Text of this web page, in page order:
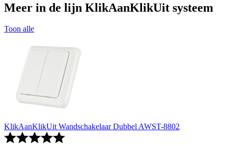
Meer in de lijn KlikAanKlikUit systeem
Toon alle
KlikAanKlikUit Wandschakelaar Dubbel AWST-8802